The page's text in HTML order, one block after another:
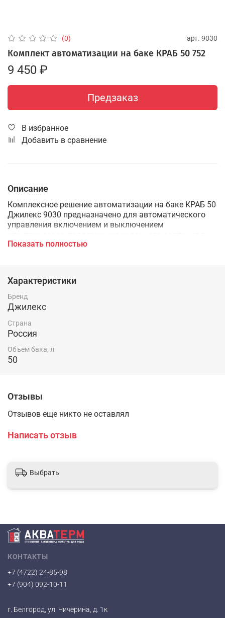
(0) арт. 9030
Комплект автоматизации на баке КРАБ 50 752
9 450 ₽
Предзаказ
В избранное
Добавить в сравнение
Описание
Комплексное решение автоматизации на баке КРАБ 50
Джилекс 9030 предназначено для автоматического
управления включением и выключением
системах водоснабжения и предварительной
Показать полностью
Характеристики
Бренд
Джилекс
Страна
Россия
Объем бака, л
50
Отзывы
Отзывов еще никто не оставлял
Написать отзыв
Выбрать
КОНТАКТЫ
+7 (4722) 24-85-98
+7 (904) 092-10-11
г. Белгород, ул. Чичерина, д. 1к